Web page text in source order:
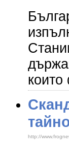
http://